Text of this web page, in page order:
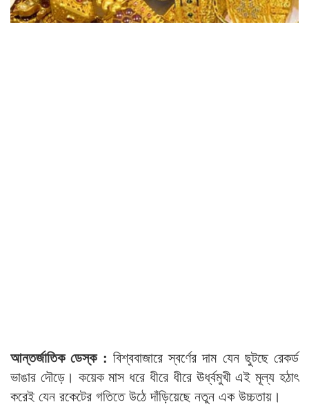
আন্তর্জাতিক ডেস্ক : বিশ্ববাজারে স্বর্ণের দাম যেন ছুটছে রেকর্ড
ভাঙার দৌড়ে। কয়েক মাস ধরে ধীরে ধীরে ঊর্ধ্বমুখী এই মূল্য হঠাৎ
করেই যেন রকেটের গতিতে উঠে দাঁড়িয়েছে নতুন এক উচ্চতায়।